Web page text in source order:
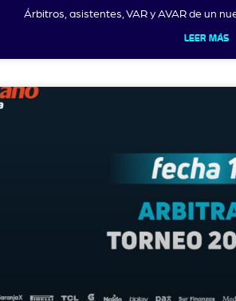
Árbitros, asistentes, VAR y AVAR de un
LEER MÁS